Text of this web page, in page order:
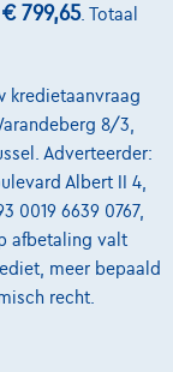
€ 799,65. Totaal
kredietaanvraag
8/3,
Adverteerder:
Albert II 4,
0019 6639 0767,
afbetaling valt
meer bepaald
recht.